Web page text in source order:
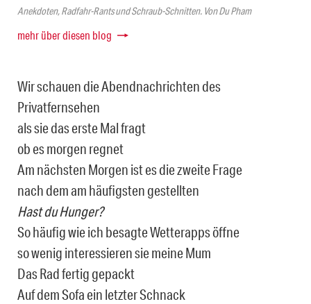
Anekdoten, Radfahr-Rants und Schraub-Schnitten. Von Du Pham
mehr über diesen blog
Wir schauen die Abendnachrichten des
Privatfernsehen
als sie das erste Mal fragt
ob es morgen regnet
Am nächsten Morgen ist es die zweite Frage
nach dem am häufigsten gestellten
Hast du Hunger?
So häufig wie ich besagte Wetterapps öffne
so wenig interessieren sie meine Mum
Das Rad fertig gepackt
Auf dem Sofa ein letzter Schnack